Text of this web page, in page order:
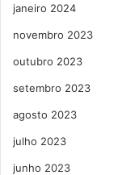
janeiro 2024
novembro 2023
outubro 2023
setembro 2023
agosto 2023
julho 2023
junho 2023